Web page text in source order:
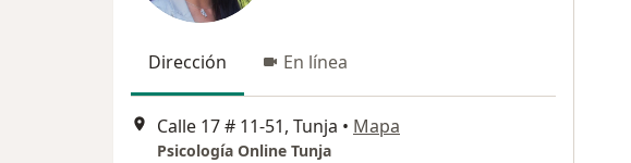
Dirección En línea
Calle 17 # 11-51, Tunja • Mapa
Psicología Online Tunja